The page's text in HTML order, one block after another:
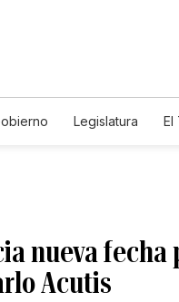
Legislatura El
nueva
Acutis